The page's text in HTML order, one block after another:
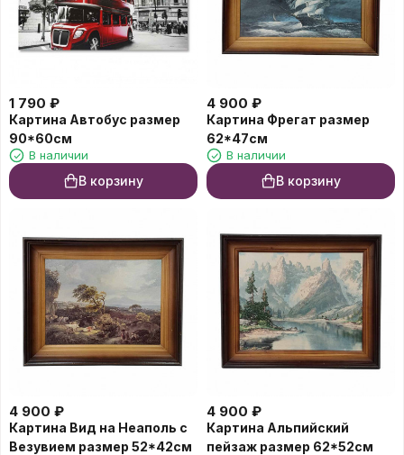
1 790 ₽
Картина Автобус размер
90*60см
В наличии
В корзину
4 900 ₽
Картина Фрегат размер
62*47см
В наличии
В корзину
4 900 ₽
Картина Вид на Неаполь с
Везувием размер 52*42см
4 900 ₽
Картина Альпийский
пейзаж размер 62*52см